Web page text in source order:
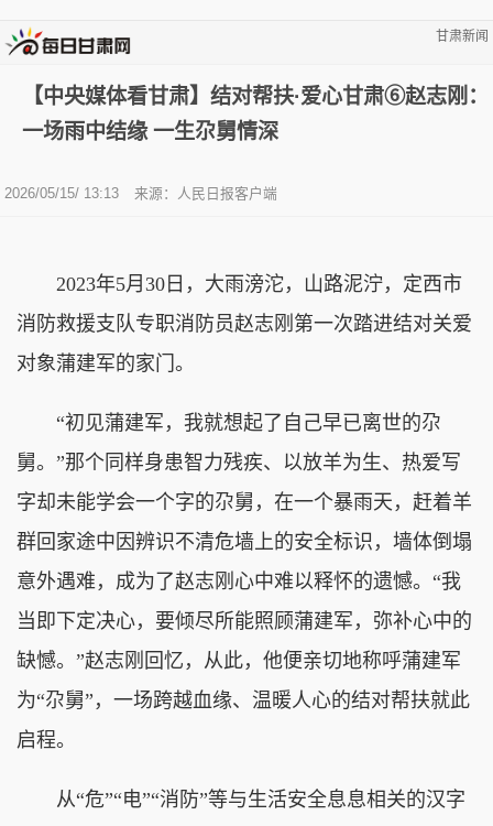
甘肃新闻
【中央媒体看甘肃】结对帮扶·爱心甘肃⑥赵志刚：
一场雨中结缘 一生尕舅情深
2026/05/15/ 13:13 来源：人民日报客户端
2023年5月30日，大雨滂沱，山路泥泞，定西市
消防救援支队专职消防员赵志刚第一次踏进结对关爱
对象蒲建军的家门。
“初见蒲建军，我就想起了自己早已离世的尕
舅。”那个同样身患智力残疾、以放羊为生、热爱写
字却未能学会一个字的尕舅，在一个暴雨天，赶着羊
群回家途中因辨识不清危墙上的安全标识，墙体倒塌
意外遇难，成为了赵志刚心中难以释怀的遗憾。“我
当即下定决心，要倾尽所能照顾蒲建军，弥补心中的
缺憾。”赵志刚回忆，从此，他便亲切地称呼蒲建军
为“尕舅”，一场跨越血缘、温暖人心的结对帮扶就此
启程。
从“危”“电”“消防”等与生活安全息息相关的汉字